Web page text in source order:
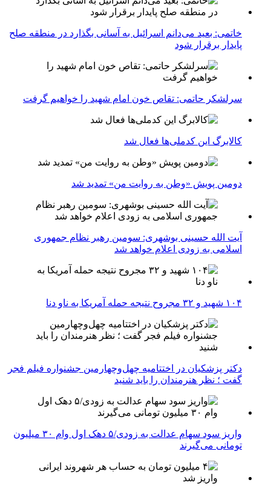
خاتمی: بعید می‌دانم اسرائیل به آسانی بگذارد در منطقه صلح
پایدار برقرار شود
سرلشکر حاتمی: تقاص خون امام شهید را خواهیم گرفت
کالابرگ این کدملی‌ها فعال شد
دومین پویش «وطن به روایت من» تمدید شد
آیت الله حسینی بوشهری: سومین رهبر نظام جمهوری
اسلامی به زودی اعلام خواهد شد
۱۰۴ شهید و ۳۲ مجروح نتیجه حمله آمریکا به ناو دنا
دکتر پزشکیان در اختتامیه چهل‌وچهارمین جشنواره فیلم فجر
گفت ؛ نظر هنرمندان را باید شنید
واریز سود سهام عدالت به زودی/۵ دهک اول وام ۳۰ میلیون
تومانی می‌گیرند